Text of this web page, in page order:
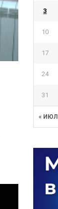
« ИЮЛ
3
10
17
24
31